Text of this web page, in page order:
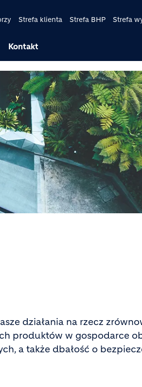
Strefa klienta Strefa BHP Strefa
Kontakt
działania na rzecz
produktów w gospodarce
a także dbałość o